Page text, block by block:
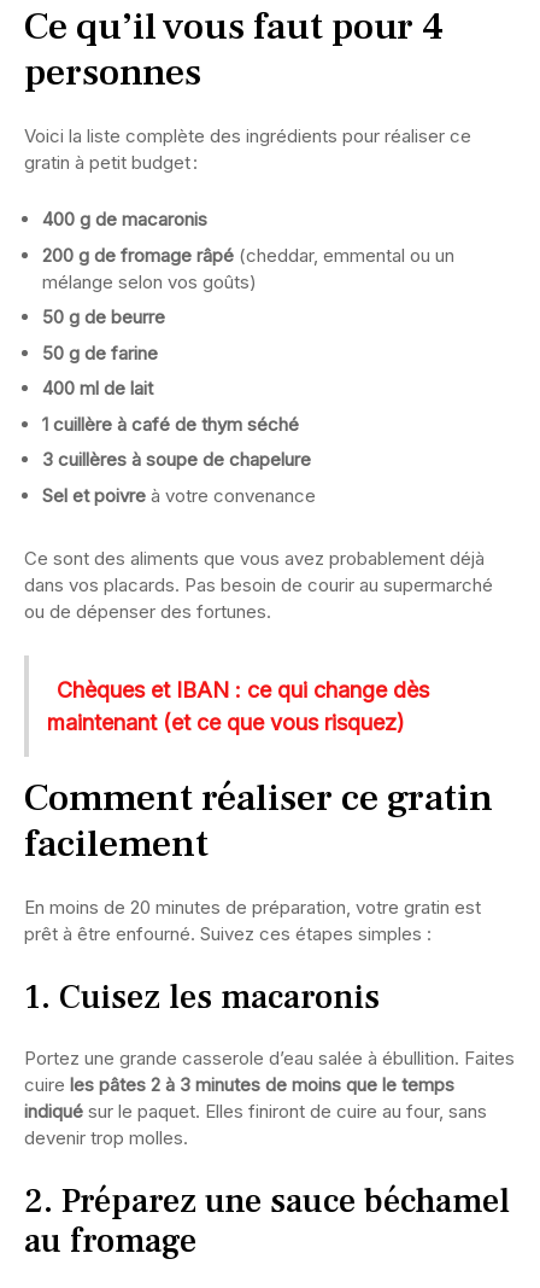
Ce qu’il vous faut pour 4
personnes
Voici la liste complète des ingrédients pour réaliser ce
gratin à petit budget :
400 g de macaronis
200 g de fromage râpé (cheddar, emmental ou un
mélange selon vos goûts)
50 g de beurre
50 g de farine
400 ml de lait
1 cuillère à café de thym séché
3 cuillères à soupe de chapelure
Sel et poivre à votre convenance
Ce sont des aliments que vous avez probablement déjà
dans vos placards. Pas besoin de courir au supermarché
ou de dépenser des fortunes.
Chèques et IBAN : ce qui change dès
maintenant (et ce que vous risquez)
Comment réaliser ce gratin
facilement
En moins de 20 minutes de préparation, votre gratin est
prêt à être enfourné. Suivez ces étapes simples :
1. Cuisez les macaronis
Portez une grande casserole d’eau salée à ébullition. Faites
cuire les pâtes 2 à 3 minutes de moins que le temps
indiqué sur le paquet. Elles finiront de cuire au four, sans
devenir trop molles.
2. Préparez une sauce béchamel
au fromage